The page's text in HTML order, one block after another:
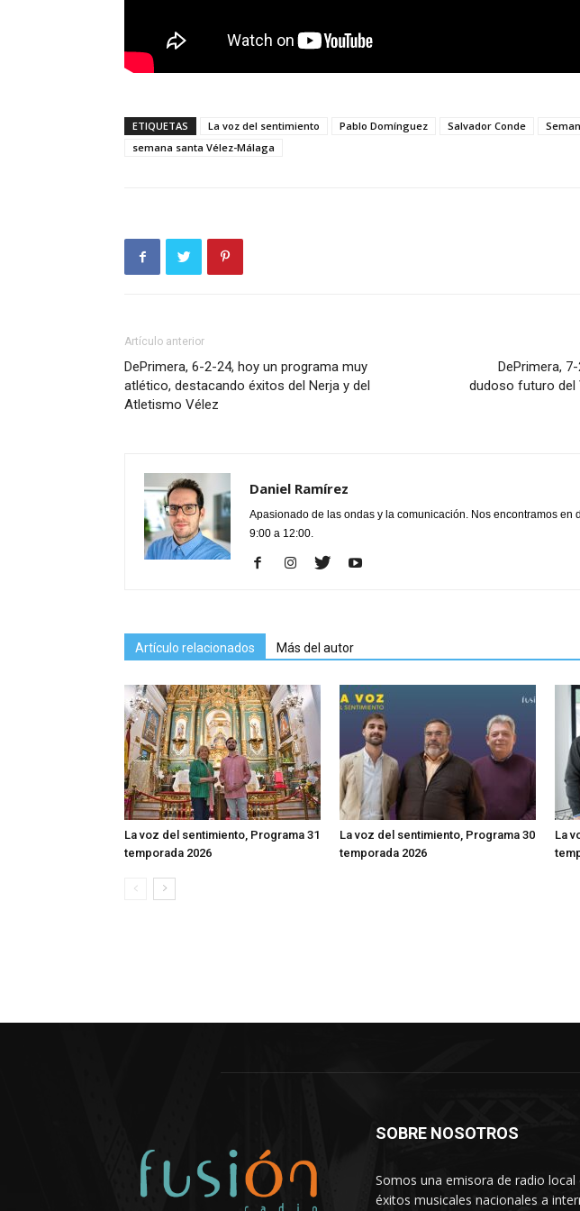
ETIQUETAS La voz del sentimiento Pablo Domínguez Salvador Conde
semana santa Vélez-Málaga
Artículo anterior
DePrimera, 6-2-24, hoy un programa muy
atlético, destacando éxitos del Nerja y del
Atletismo Vélez
DePrimera,
dudoso futuro del
Daniel Ramírez
Apasionado de las ondas y la comunicación. Nos encontramos en
9:00 a 12:00.
Artículo relacionados Más del autor
La voz del sentimiento, Programa 31
temporada 2026
La voz del sentimiento, Programa 30
temporada 2026
La
SOBRE NOSOTROS
Somos una emisora de radio
éxitos musicales nacionales a